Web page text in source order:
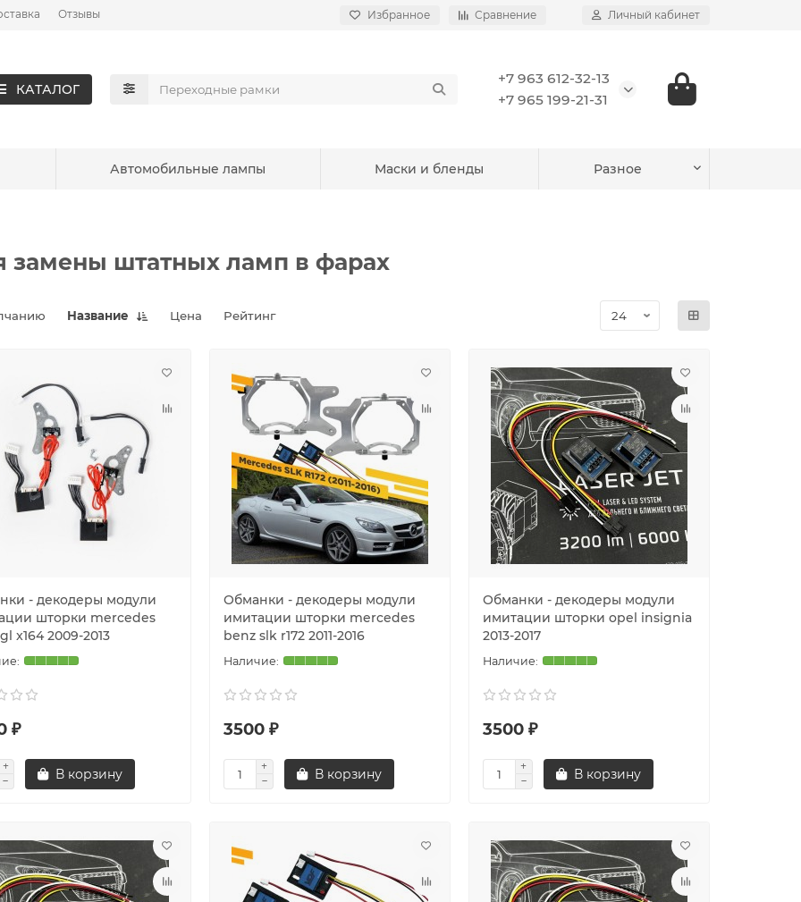
Отзывы Избранное Сравнение Личный кабинет
КАТАЛОГ
+7 963 612-32-13
+7 965 199-21-31
Автомобильные лампы Маски и бленды Разное
штатных ламп в фарах
Название Цена Рейтинг
- декодеры модули
шторки mercedes
x164 2009-2013
₽
В корзину
Обманки - декодеры модули
имитации шторки mercedes
benz slk r172 2011-2016
3500 ₽
В корзину
Обманки - декодеры модули
имитации шторки opel insignia
2013-2017
3500 ₽
В корзину